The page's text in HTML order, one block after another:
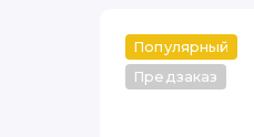
Популярный
Предзаказ